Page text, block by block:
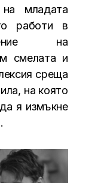
младата
работи в
на
смелата и
среща
на която
я измъкне